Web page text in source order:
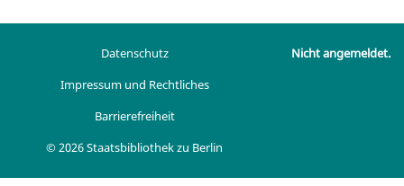
Datenschutz
Impressum und Rechtliches
Barrierefreiheit
© 2026 Staatsbibliothek zu Berlin
Nicht angemeldet.